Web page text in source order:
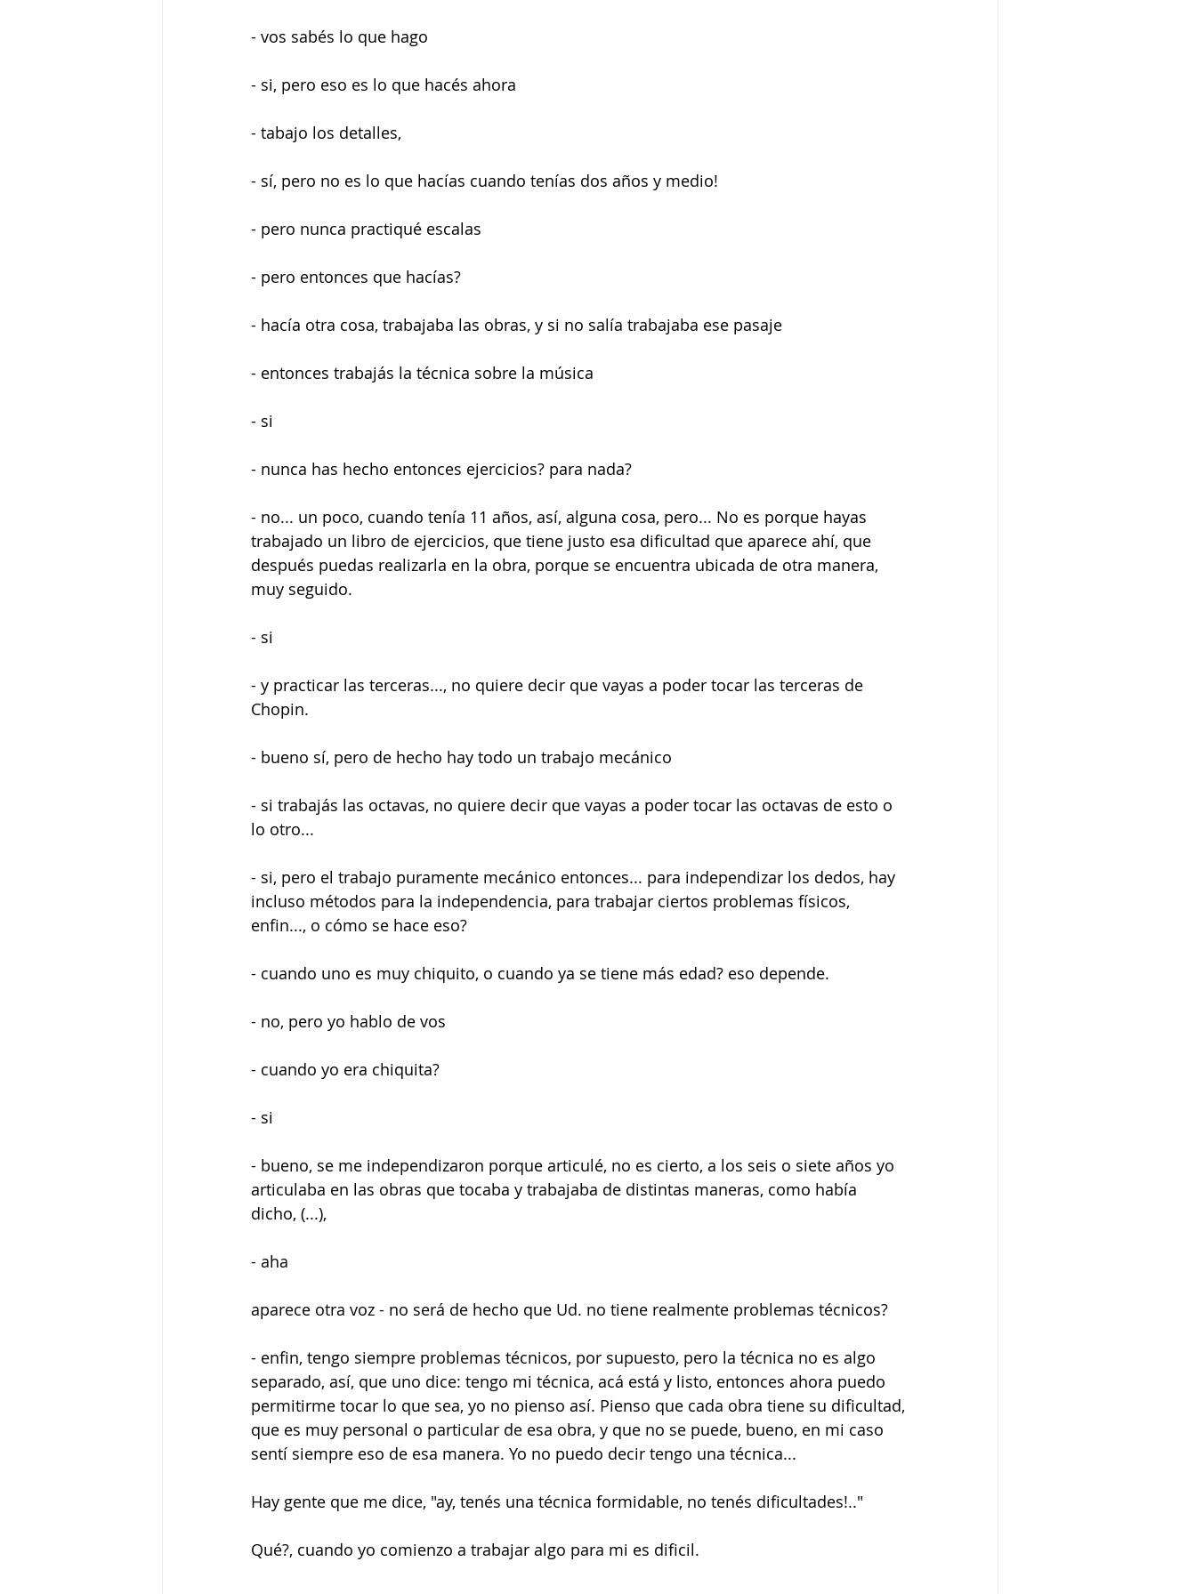
- vos sabés lo que hago
- si, pero eso es lo que hacés ahora
- tabajo los detalles,
- sí, pero no es lo que hacías cuando tenías dos años y medio!
- pero nunca practiqué escalas
- pero entonces que hacías?
- hacía otra cosa, trabajaba las obras, y si no salía trabajaba ese pasaje
- entonces trabajás la técnica sobre la música
- si
- nunca has hecho entonces ejercicios? para nada?
- no... un poco, cuando tenía 11 años, así, alguna cosa, pero... No es porque hayas
trabajado un libro de ejercicios, que tiene justo esa dificultad que aparece ahí, que
después puedas realizarla en la obra, porque se encuentra ubicada de otra manera,
muy seguido.
- si
- y practicar las terceras..., no quiere decir que vayas a poder tocar las terceras de
Chopin.
- bueno sí, pero de hecho hay todo un trabajo mecánico
- si trabajás las octavas, no quiere decir que vayas a poder tocar las octavas de esto o
lo otro...
- si, pero el trabajo puramente mecánico entonces... para independizar los dedos, hay
incluso métodos para la independencia, para trabajar ciertos problemas físicos,
enfin..., o cómo se hace eso?
- cuando uno es muy chiquito, o cuando ya se tiene más edad? eso depende.
- no, pero yo hablo de vos
- cuando yo era chiquita?
- si
- bueno, se me independizaron porque articulé, no es cierto, a los seis o siete años yo
articulaba en las obras que tocaba y trabajaba de distintas maneras, como había
dicho, (...),
- aha
aparece otra voz - no será de hecho que Ud. no tiene realmente problemas técnicos?
- enfin, tengo siempre problemas técnicos, por supuesto, pero la técnica no es algo
separado, así, que uno dice: tengo mi técnica, acá está y listo, entonces ahora puedo
permitirme tocar lo que sea, yo no pienso así. Pienso que cada obra tiene su dificultad,
que es muy personal o particular de esa obra, y que no se puede, bueno, en mi caso
sentí siempre eso de esa manera. Yo no puedo decir tengo una técnica...
Hay gente que me dice, "ay, tenés una técnica formidable, no tenés dificultades!.."
Qué?, cuando yo comienzo a trabajar algo para mi es dificil.